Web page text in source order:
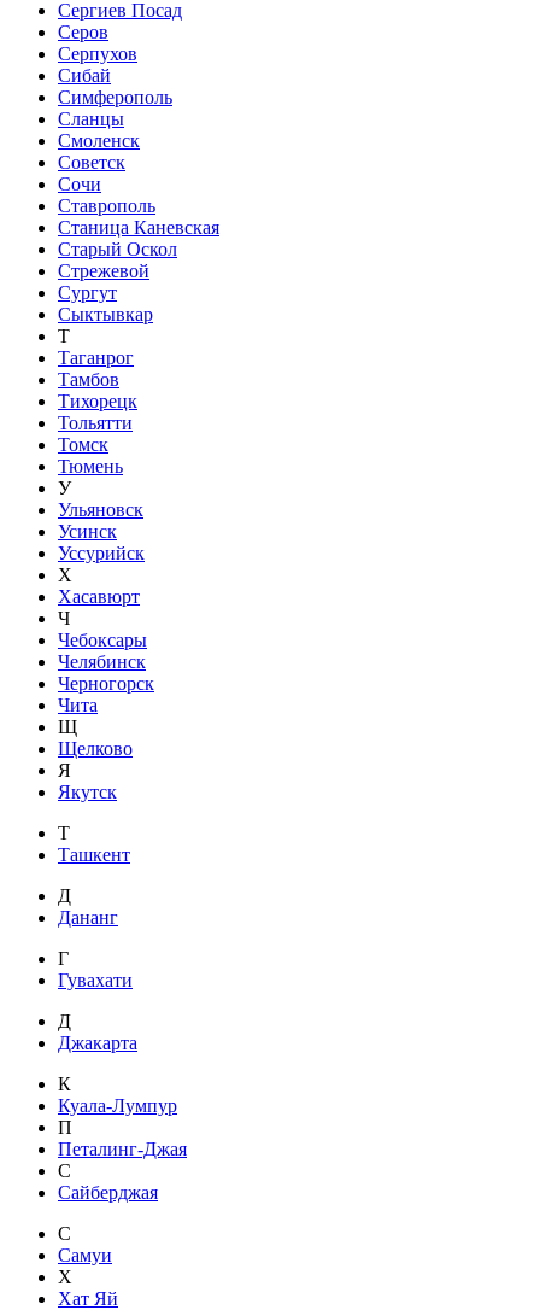
Сергиев Посад
Серов
Серпухов
Сибай
Симферополь
Сланцы
Смоленск
Советск
Сочи
Ставрополь
Станица Каневская
Старый Оскол
Стрежевой
Сургут
Сыктывкар
Т
Таганрог
Тамбов
Тихорецк
Тольятти
Томск
Тюмень
У
Ульяновск
Усинск
Уссурийск
Х
Хасавюрт
Ч
Чебоксары
Челябинск
Черногорск
Чита
Щ
Щелково
Я
Якутск
Т
Ташкент
Д
Дананг
Г
Гувахати
Д
Джакарта
К
Куала-Лумпур
П
Петалинг-Джая
С
Сайберджая
С
Самуи
Х
Хат Яй